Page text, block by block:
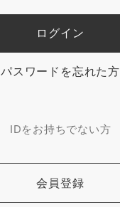
パスワードを忘れた方
IDをお持ちでない方
会員登録